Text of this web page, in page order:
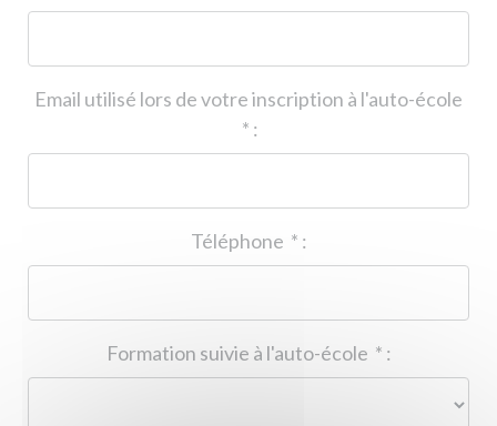
Email utilisé lors de votre inscription à l'auto-école
* :
* :
* :